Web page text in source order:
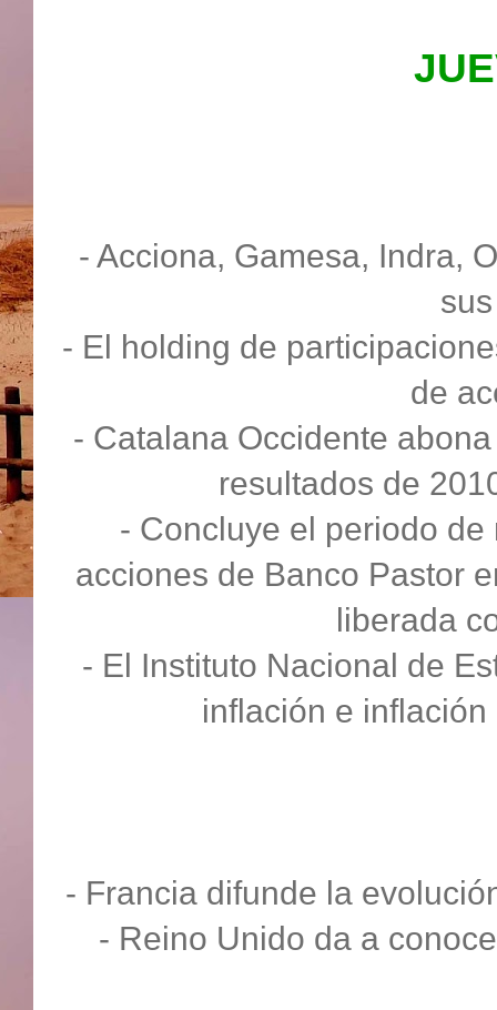
- Acciona, Gamesa, Indra,
- El holding de
de
- Catalana Occidente
resultados de
- Concluye el periodo
acciones de Banco Pastor
liberada
- El Instituto Nacional de
inflación e
- Francia difunde la
- Reino Unido da a